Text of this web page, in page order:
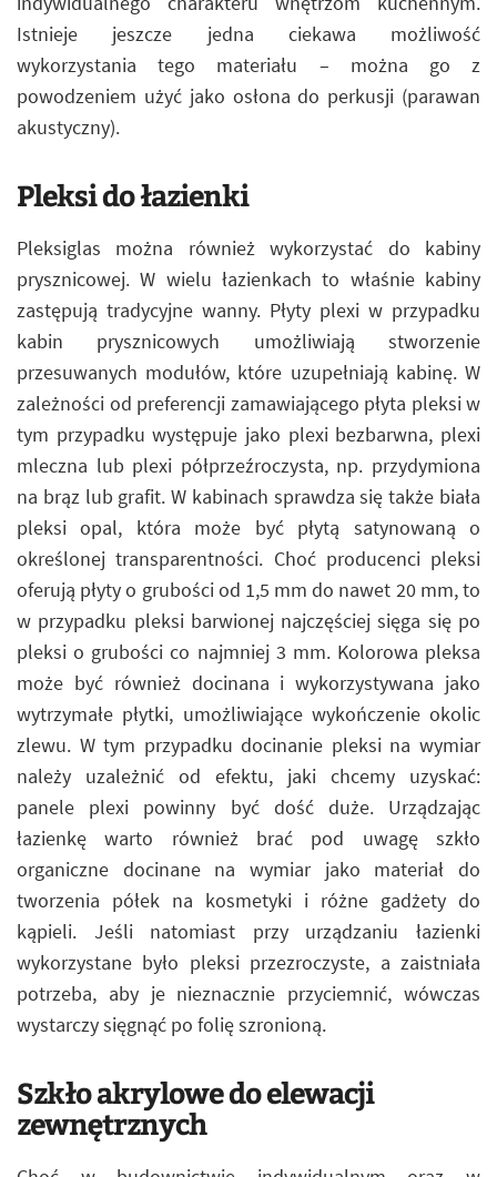
Istnieje jeszcze jedna ciekawa możliwość
wykorzystania tego materiału – można go z
powodzeniem użyć jako osłona do perkusji (parawan
akustyczny).
Pleksi do łazienki
Pleksiglas można również wykorzystać do kabiny
prysznicowej. W wielu łazienkach to właśnie kabiny
zastępują tradycyjne wanny. Płyty plexi w przypadku
kabin prysznicowych umożliwiają stworzenie
przesuwanych modułów, które uzupełniają kabinę. W
zależności od preferencji zamawiającego płyta pleksi w
tym przypadku występuje jako plexi bezbarwna, plexi
mleczna lub plexi półprzeźroczysta, np. przydymiona
na brąz lub grafit. W kabinach sprawdza się także biała
pleksi opal, która może być płytą satynowaną o
określonej transparentności. Choć producenci pleksi
oferują płyty o grubości od 1,5 mm do nawet 20 mm, to
w przypadku pleksi barwionej najczęściej sięga się po
pleksi o grubości co najmniej 3 mm. Kolorowa pleksa
może być również docinana i wykorzystywana jako
wytrzymałe płytki, umożliwiające wykończenie okolic
zlewu. W tym przypadku docinanie pleksi na wymiar
należy uzależnić od efektu, jaki chcemy uzyskać:
panele plexi powinny być dość duże. Urządzając
łazienkę warto również brać pod uwagę szkło
organiczne docinane na wymiar jako materiał do
tworzenia półek na kosmetyki i różne gadżety do
kąpieli. Jeśli natomiast przy urządzaniu łazienki
wykorzystane było pleksi przezroczyste, a zaistniała
potrzeba, aby je nieznacznie przyciemnić, wówczas
wystarczy sięgnąć po folię szronioną.
Szkło akrylowe do elewacji
zewnętrznych